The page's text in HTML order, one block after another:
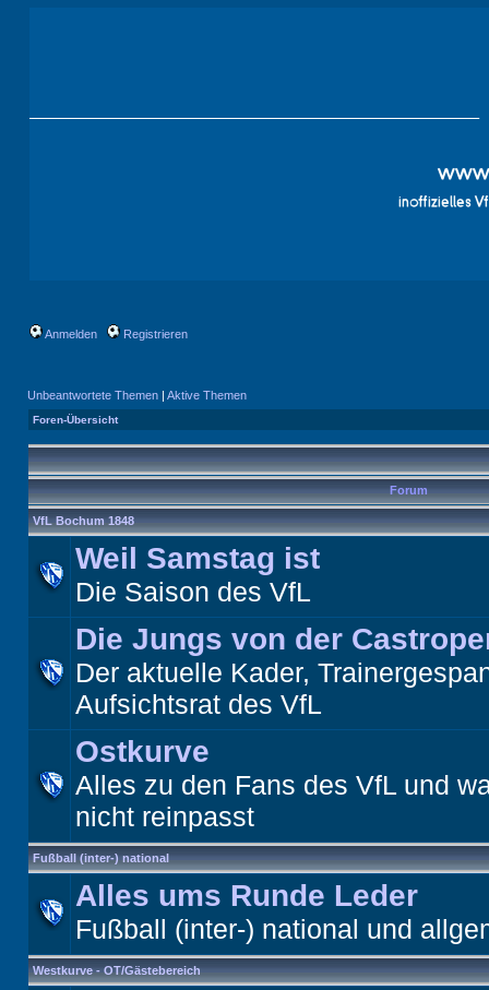
Anmelden Registrieren
Unbeantwortete Themen | Aktive Themen
Foren-Übersicht
Forum
VfL Bochum 1848
Weil Samstag ist
Die Saison des VfL
Die Jungs von der
Der aktuelle Kader,
Aufsichtsrat des VfL
Ostkurve
Alles zu den Fans des VfL und
nicht reinpasst
Fußball (inter-) national
Alles ums Runde Leder
Fußball (inter-) national und
Westkurve - OT/Gästebereich